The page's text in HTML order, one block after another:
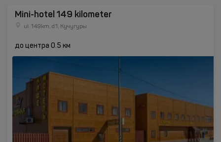
Mini-hotel 149 kilometer
ul. 149km, d.1, Кучугуры
до центра 0.5 км